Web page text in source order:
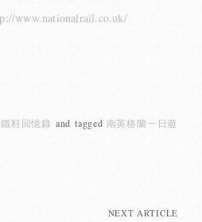
www.nationalrail.co.uk/
鞋回憶錄 andtagged 南英格蘭一日遊
NEXT ARTICLE